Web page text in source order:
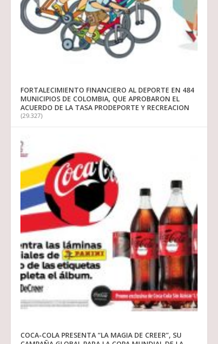
FORTALECIMIENTO FINANCIERO AL DEPORTE EN 484
MUNICIPIOS DE COLOMBIA, QUE APROBARON EL
ACUERDO DE LA TASA PRODEPORTE Y RECREACION
(29.327)
COCA-COLA PRESENTA “LA MAGIA DE CREER”, SU